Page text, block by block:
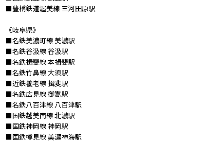
■豊橋鉄道渥美線 三河田原駅
《岐阜県》
■名鉄美濃町線 美濃駅
■名鉄谷汲線 谷汲駅
■名鉄揖斐線 本揖斐駅
■名鉄竹鼻線 大須駅
■近鉄養老線 揖斐駅
■名鉄広見線 御嵩駅
■名鉄八百津線 八百津駅
■国鉄越美南線 北濃駅
■国鉄神岡線 神岡駅
■国鉄樽見線 美濃神海駅